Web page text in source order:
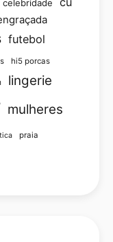
celebridade
futebol
hi5 porcas
lingerie
mulheres
praia